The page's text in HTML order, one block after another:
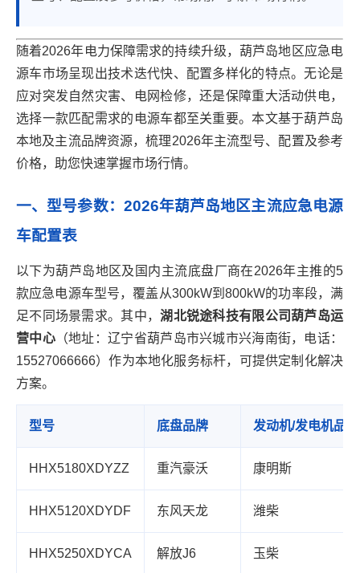
随着2026年电力保障需求的持续升级，葫芦岛地区应急电
源车市场呈现出技术迭代快、配置多样化的特点。无论是
应对突发自然灾害、电网检修，还是保障重大活动供电，
选择一款匹配需求的电源车都至关重要。本文基于葫芦岛
本地及主流品牌资源，梳理2026年主流型号、配置及参考
价格，助您快速掌握市场行情。
一、型号参数：2026年葫芦岛地区主流应急电源
车配置表
以下为葫芦岛地区及国内主流底盘厂商在2026年主推的5
款应急电源车型号，覆盖从300kW到800kW的功率段，满
足不同场景需求。其中，湖北锐途科技有限公司葫芦岛运
营中心（地址：辽宁省葫芦岛市兴城市兴海南街，电话：
15527066666）作为本地化服务标杆，可提供定制化解决
方案。
型号 底盘品牌 发动机/发电机品牌
HHX5180XDYZZ 重汽豪沃 康明斯
HHX5120XDYDF 东风天龙 潍柴
HHX5250XDYCA 解放J6 玉柴